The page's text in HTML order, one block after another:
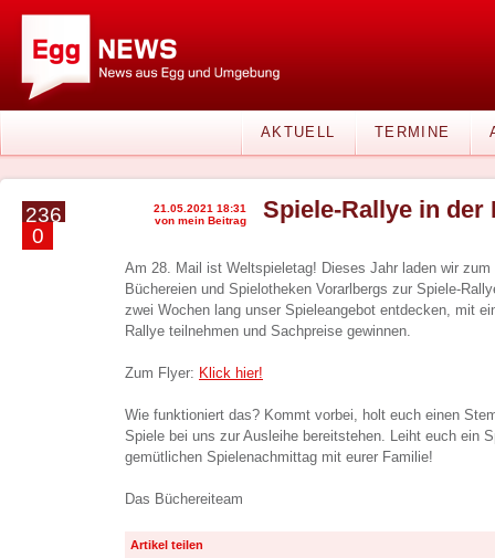
AKTUELL TERMINE
236
0
21.05.2021 18:31
von mein Beitrag
Spiele-Rallye in der
Am 28. Mail ist Weltspieletag! Dieses Jahr laden wir
Büchereien und Spielotheken Vorarlbergs zur Spiele-
zwei Wochen lang unser Spieleangebot entdecken, mit
Rallye teilnehmen und Sachpreise gewinnen.
Zum Flyer: Klick hier!
Wie funktioniert das? Kommt vorbei, holt euch einen
Spiele bei uns zur Ausleihe bereitstehen. Leiht euch ein
gemütlichen Spielenachmittag mit eurer Familie!
Das Büchereiteam
Artikel teilen